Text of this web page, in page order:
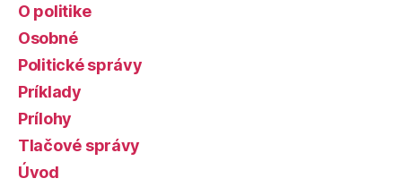
O politike
Osobné
Politické správy
Príklady
Prílohy
Tlačové správy
Úvod